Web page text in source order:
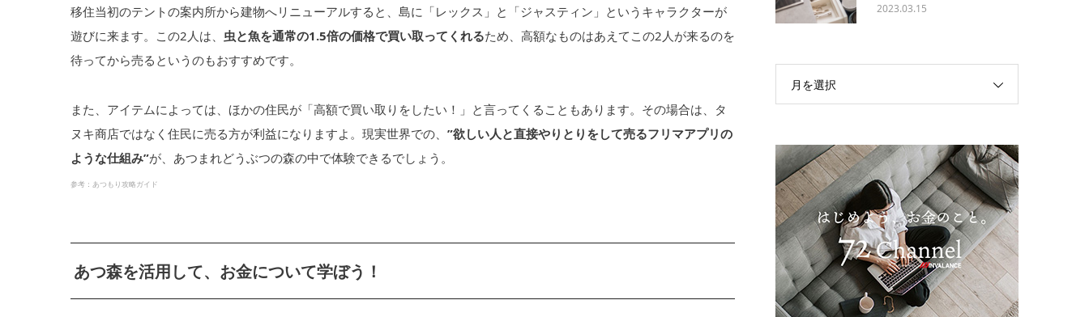
移住当初のテントの案内所から建物へリニューアルすると、島に「レックス」と「ジャスティン」というキャラクターが
遊びに来ます。この2人は、 虫と魚を通常の1.5倍の価格で買い取ってくれるため、高額なものはあえてこの2人が来るのを
待ってから売るというのもおすすめです。
また、アイテムによっては、ほかの住民が「高額で買い取りをしたい！」と言ってくることもあります。その場合は、タ
ヌキ商店ではなく住民に売る方が利益になりますよ。現実世界での、 ”欲しい人と直接やりとりをして売るフリマアプリの
ような仕組み”が、あつまれどうぶつの森の中で体験できるでしょう。
参考：あつもり攻略ガイド
あつ森を活用して、お金について学ぼう！
2023.03.15
月を選択